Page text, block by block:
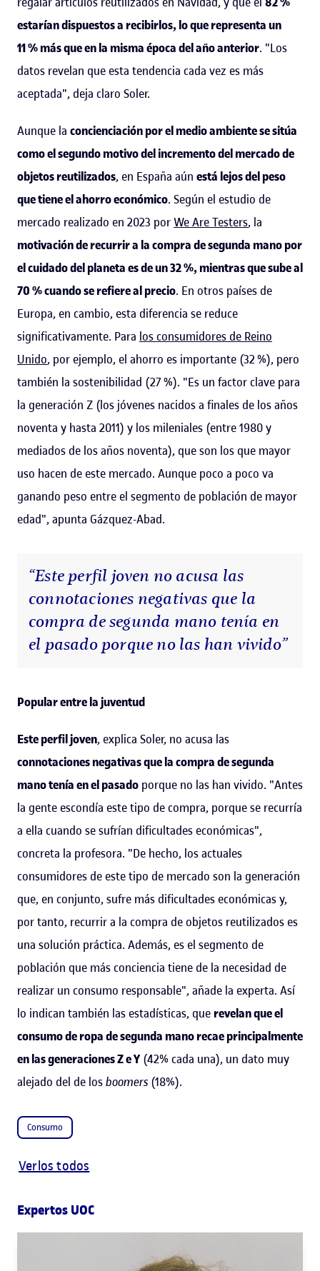
estarían dispuestos a recibirlos, lo que representa un
11 % más que en la misma época del año anterior. "Los
datos revelan que esta tendencia cada vez es más
aceptada", deja claro Soler.
Aunque la concienciación por el medio ambiente se sitúa
como el segundo motivo del incremento del mercado de
objetos reutilizados, en España aún está lejos del peso
que tiene el ahorro económico. Según el estudio de
mercado realizado en 2023 porWe Are Testers, la
motivación de recurrir a la compra de segunda mano por
el cuidado del planeta es de un 32 %, mientras que sube al
70 % cuando se refiere al precio. En otros países de
Europa, en cambio, esta diferencia se reduce
significativamente. Para los consumidores de Reino
Unido, por ejemplo, el ahorro es importante (32 %), pero
también la sostenibilidad (27 %). "Es un factor clave para
la generación Z (los jóvenes nacidos a finales de los años
noventa y hasta 2011) y los mileniales (entre 1980 y
mediados de los años noventa), que son los que mayor
uso hacen de este mercado. Aunque poco a poco va
ganando peso entre el segmento de población de mayor
edad", apunta Gázquez-Abad.
“Este perfil joven no acusa las
connotaciones negativas que la
compra de segunda mano tenía en
el pasado porque no las han vivido”
Popular entre la juventud
Este perfil joven, explica Soler, no acusa las
connotaciones negativas que la compra de segunda
mano tenía en el pasado porque no las han vivido. "Antes
la gente escondía este tipo de compra, porque se recurría
a ella cuando se sufrían dificultades económicas",
concreta la profesora. "De hecho, los actuales
consumidores de este tipo de mercado son la generación
que, en conjunto, sufre más dificultades económicas y,
por tanto, recurrir a la compra de objetos reutilizados es
una solución práctica. Además, es el segmento de
población que más conciencia tiene de la necesidad de
realizar un consumo responsable", añade la experta. Así
lo indican también las estadísticas, que revelan que el
consumo de ropa de segunda mano recae principalmente
en las generaciones Z e Y (42% cada una), un dato muy
alejado del de losboomers (18%).
Consumo
Verlos todos
Expertos UOC